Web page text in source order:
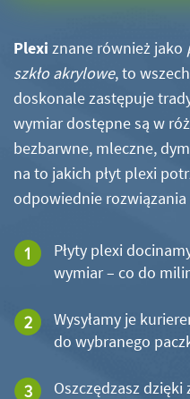
Plexi znane również jako
szkło akrylowe, to
doskonale zastępuje
wymiar dostępne są w
bezbarwne, mleczne,
na to jakich płyt plexi
odpowiednie
Płyty plexi
wymiar – co do
Wysyłamy je
do wybranego
Oszczędzasz